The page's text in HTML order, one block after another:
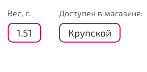
Вес, г.
1.51
Доступен в магазине:
Крупской